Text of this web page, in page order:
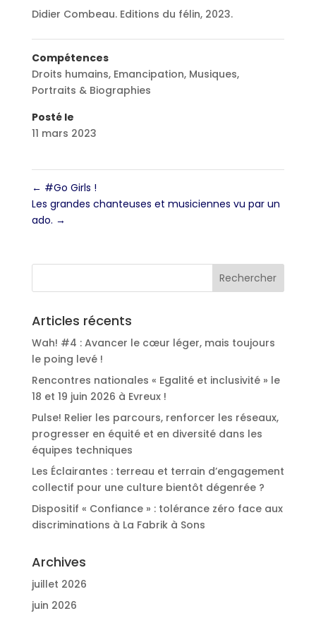
Didier Combeau. Editions du félin, 2023.
Compétences
Droits humains, Emancipation, Musiques,
Portraits & Biographies
Posté le
11 mars 2023
← #Go Girls !
Les grandes chanteuses et musiciennes vu par un
ado. →
Articles récents
Wah! #4 : Avancer le cœur léger, mais toujours
le poing levé !
Rencontres nationales « Egalité et inclusivité » le
18 et 19 juin 2026 à Evreux !
Pulse! Relier les parcours, renforcer les réseaux,
progresser en équité et en diversité dans les
équipes techniques
Les Éclairantes : terreau et terrain d’engagement
collectif pour une culture bientôt dégenrée ?
Dispositif « Confiance » : tolérance zéro face aux
discriminations à La Fabrik à Sons
Archives
juillet 2026
juin 2026